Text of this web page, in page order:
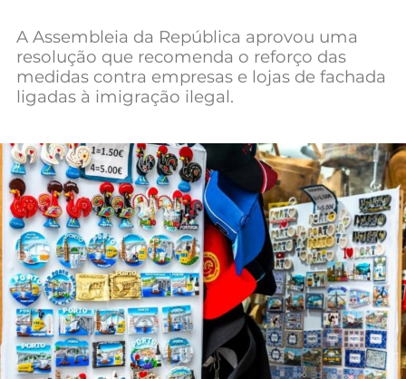
Negócios
Mundial 2026
A Assembleia da República aprovou uma
resolução que recomenda o reforço das
medidas contra empresas e lojas de fachada
ligadas à imigração ilegal.